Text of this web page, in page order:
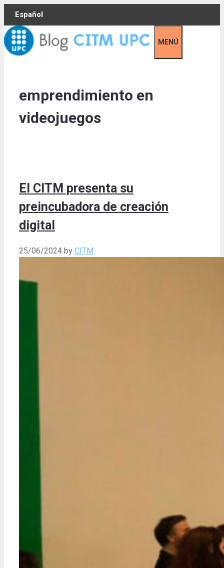
Skip
content
Español
MENÚ
emprendimiento en
videojuegos
El CITM presenta su
preincubadora de creación
digital
25/06/2024 by CITM